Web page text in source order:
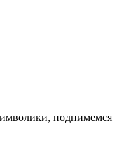
поднимемся